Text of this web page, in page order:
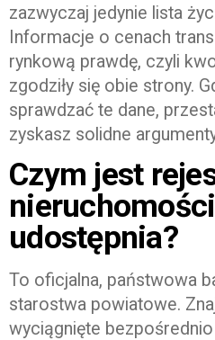
zazwyczaj jedynie lista
Informacje o cenach
rynkową prawdę, czyli
zgodziły się obie strony.
sprawdzać te dane,
zyskasz solidne
Czym jest
udostępnia?
To oficjalna, państwowa
starostwa powiatowe.
wyciągnięte